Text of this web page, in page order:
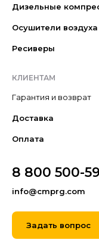
Дизельные
Осушители воздуха
Ресиверы
КЛИЕНТАМ
Гарантия и возврат
Доставка
Оплата
8 800 500-
info@cmprg.com
Задать вопрос